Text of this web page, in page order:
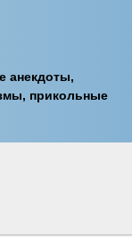
анекдоты,
прикольные